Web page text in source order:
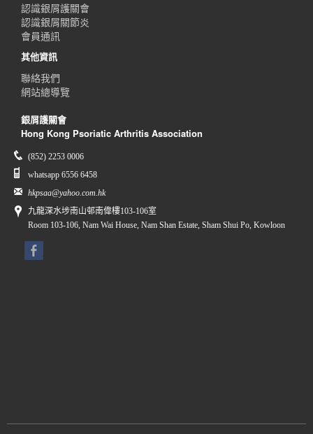
認識銀屑護關會
認識銀屑關節炎
會員通訊
其他資訊
聯絡我們
網站總導覽
銀屑護關會
Hong Kong Psoriatic Arthritis Association
(852) 2253 0006
whatsapp 6556 6458
hkpsaa@yahoo.com.hk
九龍深水埗南山邨南偉樓103-106室
Room 103-106, Nam Wai House, Nam Shan Estate, Sham Shui Po, Kowloon